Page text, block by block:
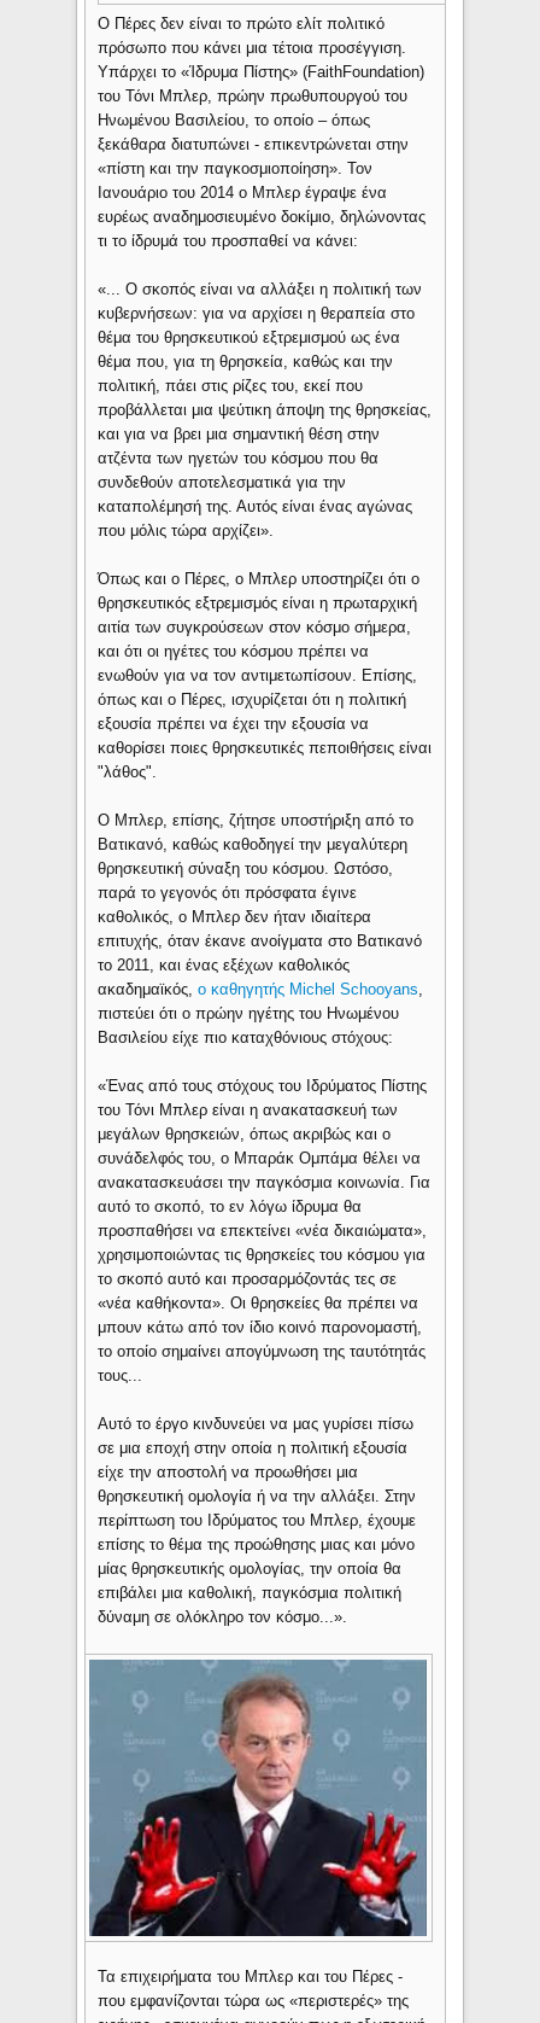
Ο Πέρες δεν είναι το πρώτο ελίτ πολιτικό
πρόσωπο που κάνει μια τέτοια προσέγγιση.
Υπάρχει το «Ίδρυμα Πίστης» (FaithFoundation)
του Τόνι Μπλερ, πρώην πρωθυπουργού του
Ηνωμένου Βασιλείου, το οποίο – όπως
ξεκάθαρα διατυπώνει - επικεντρώνεται στην
«πίστη και την παγκοσμιοποίηση». Τον
Ιανουάριο του 2014 ο Μπλερ έγραψε ένα
ευρέως αναδημοσιευμένο δοκίμιο, δηλώνοντας
τι το ίδρυμά του προσπαθεί να κάνει:
«... Ο σκοπός είναι να αλλάξει η πολιτική των
κυβερνήσεων: για να αρχίσει η θεραπεία στο
θέμα του θρησκευτικού εξτρεμισμού ως ένα
θέμα που, για τη θρησκεία, καθώς και την
πολιτική, πάει στις ρίζες του, εκεί που
προβάλλεται μια ψεύτικη άποψη της θρησκείας,
και για να βρει μια σημαντική θέση στην
ατζέντα των ηγετών του κόσμου που θα
συνδεθούν αποτελεσματικά για την
καταπολέμησή της. Αυτός είναι ένας αγώνας
που μόλις τώρα αρχίζει».
Όπως και ο Πέρες, ο Μπλερ υποστηρίζει ότι ο
θρησκευτικός εξτρεμισμός είναι η πρωταρχική
αιτία των συγκρούσεων στον κόσμο σήμερα,
και ότι οι ηγέτες του κόσμου πρέπει να
ενωθούν για να τον αντιμετωπίσουν. Επίσης,
όπως και ο Πέρες, ισχυρίζεται ότι η πολιτική
εξουσία πρέπει να έχει την εξουσία να
καθορίσει ποιες θρησκευτικές πεποιθήσεις είναι
"λάθος".
Ο Μπλερ, επίσης, ζήτησε υποστήριξη από το
Βατικανό, καθώς καθοδηγεί την μεγαλύτερη
θρησκευτική σύναξη του κόσμου. Ωστόσο,
παρά το γεγονός ότι πρόσφατα έγινε
καθολικός, ο Μπλερ δεν ήταν ιδιαίτερα
επιτυχής, όταν έκανε ανοίγματα στο Βατικανό
το 2011, και ένας εξέχων καθολικός
ακαδημαϊκός,ο καθηγητής Michel Schooyans
πιστεύει ότι ο πρώην ηγέτης του Ηνωμένου
Βασιλείου είχε πιο καταχθόνιους στόχους:
«Ένας από τους στόχους του Ιδρύματος Πίστης
του Τόνι Μπλερ είναι η ανακατασκευή των
μεγάλων θρησκειών, όπως ακριβώς και ο
συνάδελφός του, ο Μπαράκ Ομπάμα θέλει να
ανακατασκευάσει την παγκόσμια κοινωνία. Για
αυτό το σκοπό, το εν λόγω ίδρυμα θα
προσπαθήσει να επεκτείνει «νέα δικαιώματα»,
χρησιμοποιώντας τις θρησκείες του κόσμου για
το σκοπό αυτό και προσαρμόζοντάς τες σε
«νέα καθήκοντα». Οι θρησκείες θα πρέπει να
μπουν κάτω από τον ίδιο κοινό παρονομαστή,
το οποίο σημαίνει απογύμνωση της ταυτότητάς
τους...
Αυτό το έργο κινδυνεύει να μας γυρίσει πίσω
σε μια εποχή στην οποία η πολιτική εξουσία
είχε την αποστολή να προωθήσει μια
θρησκευτική ομολογία ή να την αλλάξει. Στην
περίπτωση του Ιδρύματος του Μπλερ, έχουμε
επίσης το θέμα της προώθησης μιας και μόνο
μίας θρησκευτικής ομολογίας, την οποία θα
επιβάλει μια καθολική, παγκόσμια πολιτική
δύναμη σε ολόκληρο τον κόσμο...».
Τα επιχειρήματα του Μπλερ και του Πέρες -
που εμφανίζονται τώρα ως «περιστερές» της